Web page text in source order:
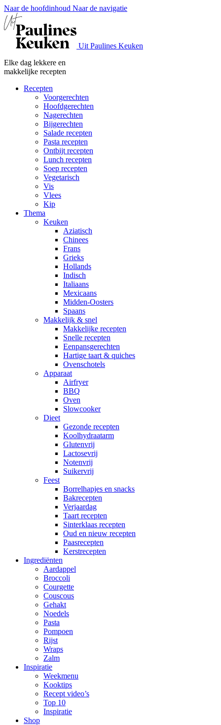
Naar de hoofdinhoud Naar de navigatie
Uit Paulines Keuken
Elke dag lekkere en
makkelijke recepten
Recepten
Voorgerechten
Hoofdgerechten
Nagerechten
Bijgerechten
Salade recepten
Pasta recepten
Ontbijt recepten
Lunch recepten
Soep recepten
Vegetarisch
Vis
Vlees
Kip
Thema
Keuken
Aziatisch
Chinees
Frans
Grieks
Hollands
Indisch
Italiaans
Mexicaans
Midden-Oosters
Spaans
Makkelijk & snel
Makkelijke recepten
Snelle recepten
Eenpansgerechten
Hartige taart & quiches
Ovenschotels
Apparaat
Airfryer
BBQ
Oven
Slowcooker
Dieet
Gezonde recepten
Koolhydraatarm
Glutenvrij
Lactosevrij
Notenvrij
Suikervrij
Feest
Borrelhapjes en snacks
Bakrecepten
Verjaardag
Taart recepten
Sinterklaas recepten
Oud en nieuw recepten
Paasrecepten
Kerstrecepten
Ingrediënten
Aardappel
Broccoli
Courgette
Couscous
Gehakt
Noedels
Pasta
Pompoen
Rijst
Wraps
Zalm
Inspiratie
Weekmenu
Kooktips
Recept video’s
Top 10
Inspiratie
Shop